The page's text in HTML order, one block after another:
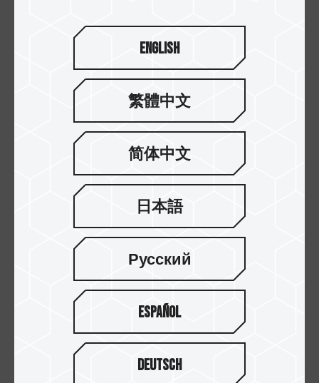
专业人士首选：T-CREATE MASTER Ai DDR5 OC R-DI...
English
繁體中文
简体中文
日本語
Русский
Español
Deutsch